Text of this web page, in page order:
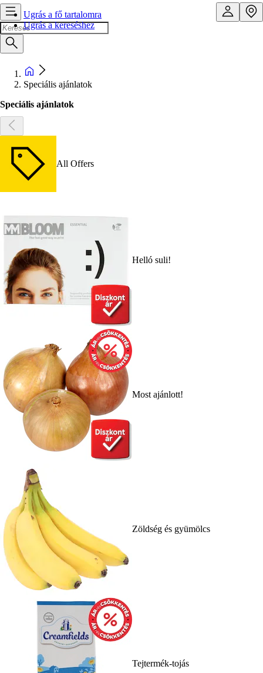
Ugrás a fő tartalomra
Ugrás a kereséshez
Speciális ajánlatok
Speciális ajánlatok
All Offers
Helló suli!
Most ajánlott!
Zöldség és gyümölcs
Tejtermék-tojás